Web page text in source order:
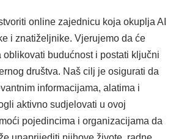
online zajednicu koja okuplja AI
i znatiželjnike. Vjerujemo da će
budućnost i postati ključni
društva. Naš cilj je osigurati da
informacijama, alatima i
aktivno sudjelovati u ovoj
pojedincima i organizacijama da